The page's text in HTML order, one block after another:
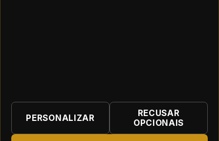
ASSOCIAÇÃO DESPORTIVA OVARENSE
Termos e Condições|
Política de Privacidade|Preferências de cookies
PERSONALIZAR
RECUSAR
OPCIONAIS